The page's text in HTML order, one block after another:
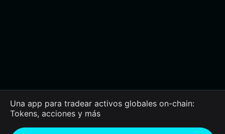
Una app para tradear activos globales on-chain:
Tokens, acciones y más